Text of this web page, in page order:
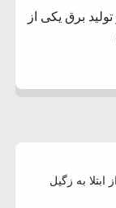
برق یکی از
به زگیل